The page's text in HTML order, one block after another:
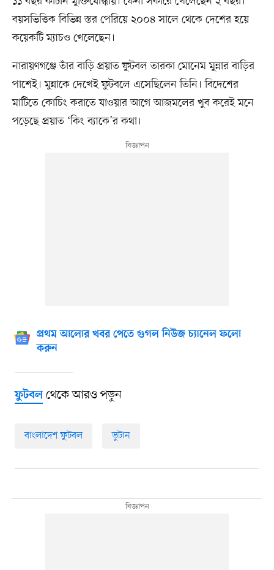
বয়সভিত্তিক বিভিন্ন স্তর পেরিয়ে ২০০৪ সালে থেকে দেশের হয়ে
কয়েকটি ম্যাচও খেলেছেন।
নারায়ণগঞ্জে তাঁর বাড়ি প্রয়াত ফুটবল তারকা মোনেম মুন্নার বাড়ির
পাশেই। মুন্নাকে দেখেই ফুটবলে এসেছিলেন তিনি। বিদেশের
মাটিতে কোচিং করাতে যাওয়ার আগে আজমলের খুব করেই মনে
পড়েছে প্রয়াত ‘কিং ব্যাকে’র কথা।
প্রথম আলোর খবর পেতে গুগল নিউজ চ্যানেল ফলো
করুন
ফুটবলথেকে আরও পড়ুন
বাংলাদেশ ফুটবল ভুটান